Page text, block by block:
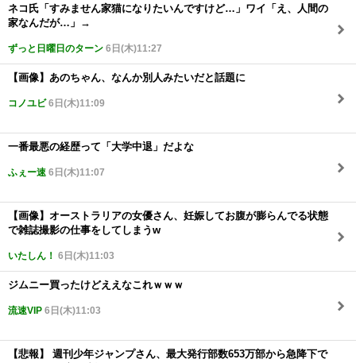
ネコ氏「すみません家猫になりたいんですけど…」ワイ「え、人間の
家なんだが…」→
ずっと日曜日のターン 6日(木)11:27
【画像】あのちゃん、なんか別人みたいだと話題に
コノユビ6日(木)11:09
一番最悪の経歴って「大学中退」だよな
ふぇー速 6日(木)11:07
【画像】オーストラリアの女優さん、妊娠してお腹が膨らんでる状態
で雑誌撮影の仕事をしてしまうw
いたしん！ 6日(木)11:03
ジムニー買ったけどええなこれｗｗｗ
流速VIP 6日(木)11:03
【悲報】 週刊少年ジャンプさん、最大発行部数653万部から急降下で